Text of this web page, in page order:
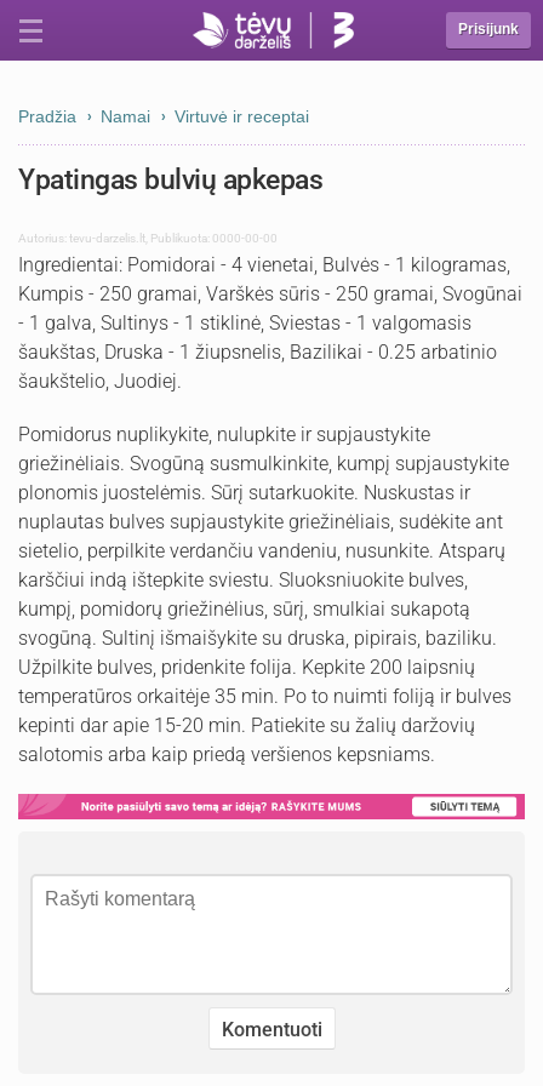
Prisijunk
Pradžia Namai Virtuvė ir receptai
Ypatingas bulvių apkepas
Autorius:tevu-darzelis.lt Publikuota: 0000-00-00
Ingredientai: Pomidorai - 4 vienetai, Bulvės - 1 kilogramas,
Kumpis - 250 gramai, Varškės sūris - 250 gramai, Svogūnai
- 1 galva, Sultinys - 1 stiklinė, Sviestas - 1 valgomasis
šaukštas, Druska - 1 žiupsnelis, Bazilikai - 0.25 arbatinio
šaukštelio, Juodiej.
Pomidorus nuplikykite, nulupkite ir supjaustykite
griežinėliais. Svogūną susmulkinkite, kumpį supjaustykite
plonomis juostelėmis. Sūrį sutarkuokite. Nuskustas ir
nuplautas bulves supjaustykite griežinėliais, sudėkite ant
sietelio, perpilkite verdančiu vandeniu, nusunkite. Atsparų
karščiui indą ištepkite sviestu. Sluoksniuokite bulves,
kumpį, pomidorų griežinėlius, sūrį, smulkiai sukapotą
svogūną. Sultinį išmaišykite su druska, pipirais, baziliku.
Užpilkite bulves, pridenkite folija. Kepkite 200 laipsnių
temperatūros orkaitėje 35 min. Po to nuimti foliją ir bulves
kepinti dar apie 15-20 min. Patiekite su žalių daržovių
salotomis arba kaip priedą veršienos kepsniams.